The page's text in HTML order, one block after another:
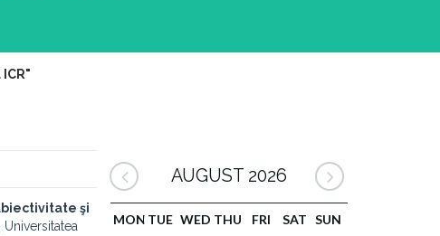
şi
AUGUST 2026
MON TUE WED THU FRI SAT SUN